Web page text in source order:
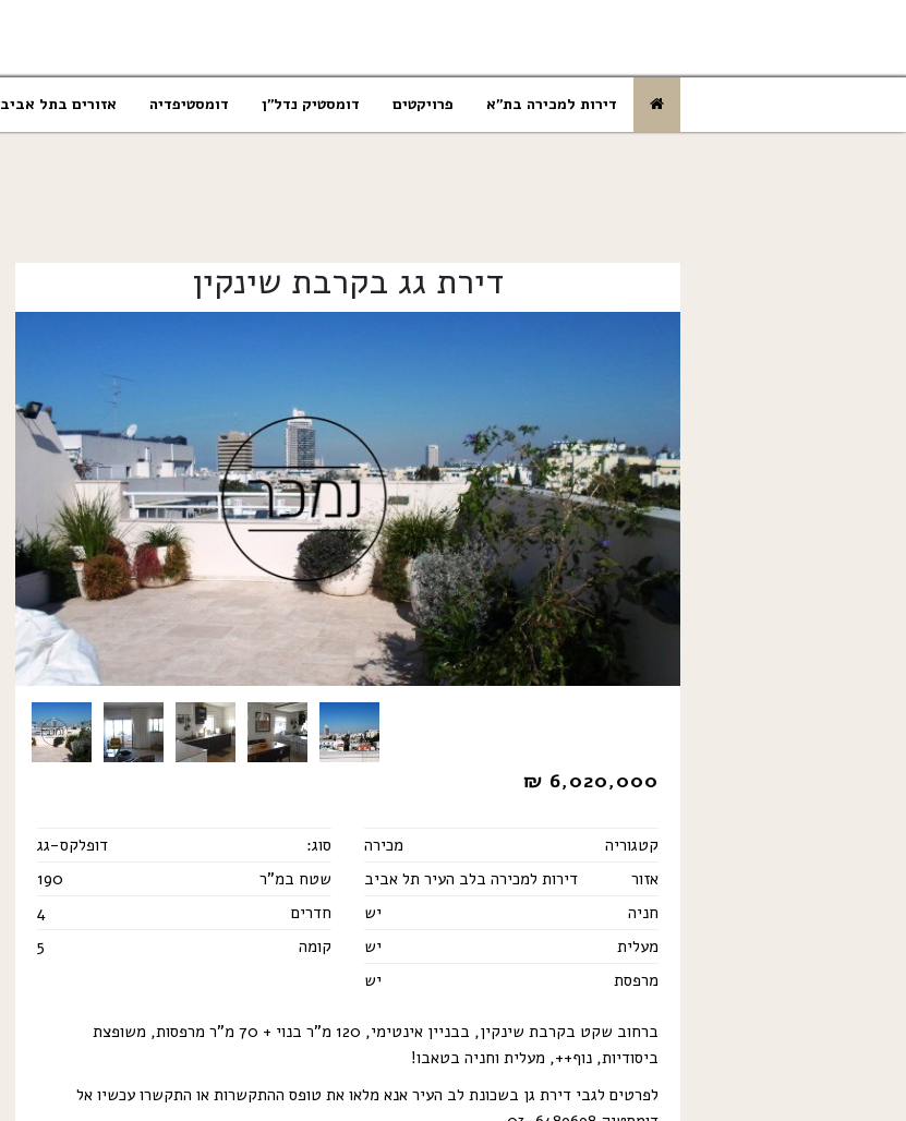
דירות למכירה בת”א פרויקטים דומסטיק נדל”ן דומסטיפדיה אזורים בתל אביב
דירת גג בקרבת שינקין
6,020,000
₪
קטגוריה מכירה סוג:
דופלקס-גג
אזור
דירות למכירה בלב העיר תל אביב שטח במ"ר
190
חניה
יש חדרים
4
מעלית
יש קומה
5
מרפסת
יש
ברחוב שקט בקרבת שינקין, בבניין אינטימי, 120 מ”ר בנוי + 70 מ”ר מרפסות, משופצת
ביסודיות, נוף++, מעלית וחניה בטאבו!
לפרטים לגבי דירת גן בשכונת לב העיר אנא מלאו את טופס ההתקשרות או התקשרו עכשיו אל